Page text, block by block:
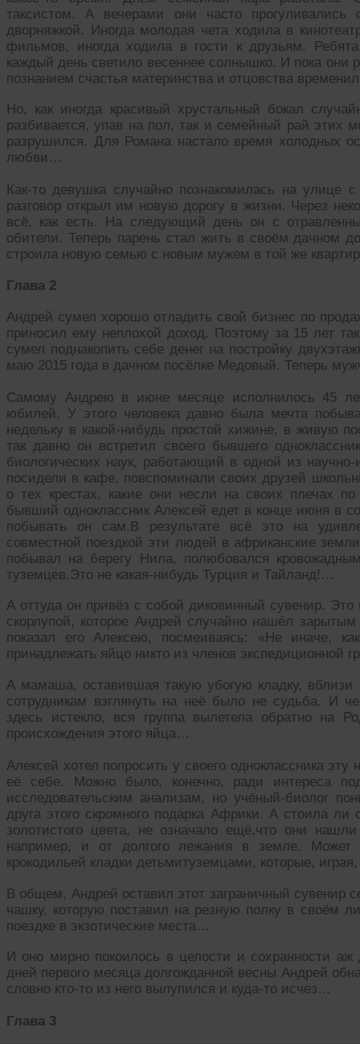
таксистом. А вечерами они часто прогуливались
дворняжкой. Иногда молодая чета ходила в
фильмов, иногда ходила в гости к друзьям.
каждый день светило весеннее солнышко. И пока
познанием счастья материнства и отцовства
Но, как иногда красивый хрустальный бокал
разбивается, упав на пол, так и семейный рай
разрушился. Для Романа настало время холодных
любви…
Как-то девушка случайно познакомилась на
разговор открыл им новую дорогу в жизни. Через
всё, как есть. На следующий день он с
обители. Теперь парень стал жить в своём дачном
строила новую семью с новым мужем в той же
Глава 2
Андрей сумел хорошо отладить свой бизнес по
приносил ему неплохой доход. Поэтому за 15 лет
сумел поднакопить себе денег на постройку
маю 2015 года в дачном посёлке Медовый. Теперь
Самому Андрею в июне месяце исполнилось 45
юбилей. У этого человека давно была мечта
недельку в какой-нибудь простой хижине, в живую
так давно он встретил своего бывшего
биологических наук, работающий в одной из
посидели в кафе, повспоминали своих друзей
о тех крестах, какие они несли на своих плечах
бывший одноклассник Алексей едет в конце июня в
побывать он сам.В результате всё это на
совместной поездкой эти людей в африканские
побывал на берегу Нила, полюбовался
туземцев.Это не какая-нибудь Турция и Тайланд!…
А оттуда он привёз с собой диковинный сувенир. Это
скорлупой, которое Андрей случайно нашёл
показал его Алексею, посмеиваясь: «Не иначе,
принадлежать яйцо никто из членов экспедиционной
А мамаша, оставившая такую убогую кладку,
сотрудникам взглянуть на неё было не судьба. И
здесь истекло, вся группа вылетела обратно на
происхождения этого яйца…
Алексей хотел попросить у своего одноклассника
её себе. Можно было, конечно, ради интереса
исследовательским анализам, но учёный-биолог
друга этого скромного подарка Африки. А стоила ли
золотистого цвета, не означало ещё,что они
например, и от долгого лежания в земле.
крокодильей кладки детьмитуземцами, которые,
В общем, Андрей оставил этот заграничный
чашку, которую поставил на резную полку в своём
поездке в экзотические места…
И оно мирно покоилось в целости и сохранности
дней первого месяца долгожданной весны Андрей
словно кто-то из него вылупился и куда-то исчез…
Глава 3